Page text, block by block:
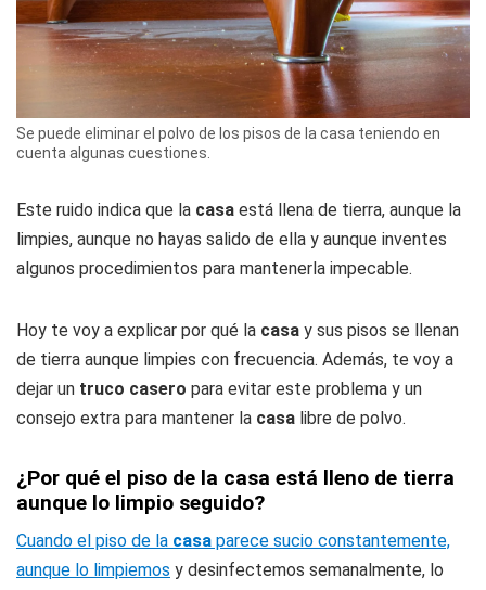
Se puede eliminar el polvo de los pisos de la casa teniendo en
cuenta algunas cuestiones.
Este ruido indica que la casa está llena de tierra, aunque la
limpies, aunque no hayas salido de ella y aunque inventes
algunos procedimientos para mantenerla impecable.
Hoy te voy a explicar por qué la casa y sus pisos se llenan
de tierra aunque limpies con frecuencia. Además, te voy a
dejar un truco casero para evitar este problema y un
consejo extra para mantener la casa libre de polvo.
¿Por qué el piso de la casa está lleno de tierra
aunque lo limpio seguido?
Cuando el piso de la casa parece sucio constantemente,
aunque lo limpiemos y desinfectemos semanalmente, lo